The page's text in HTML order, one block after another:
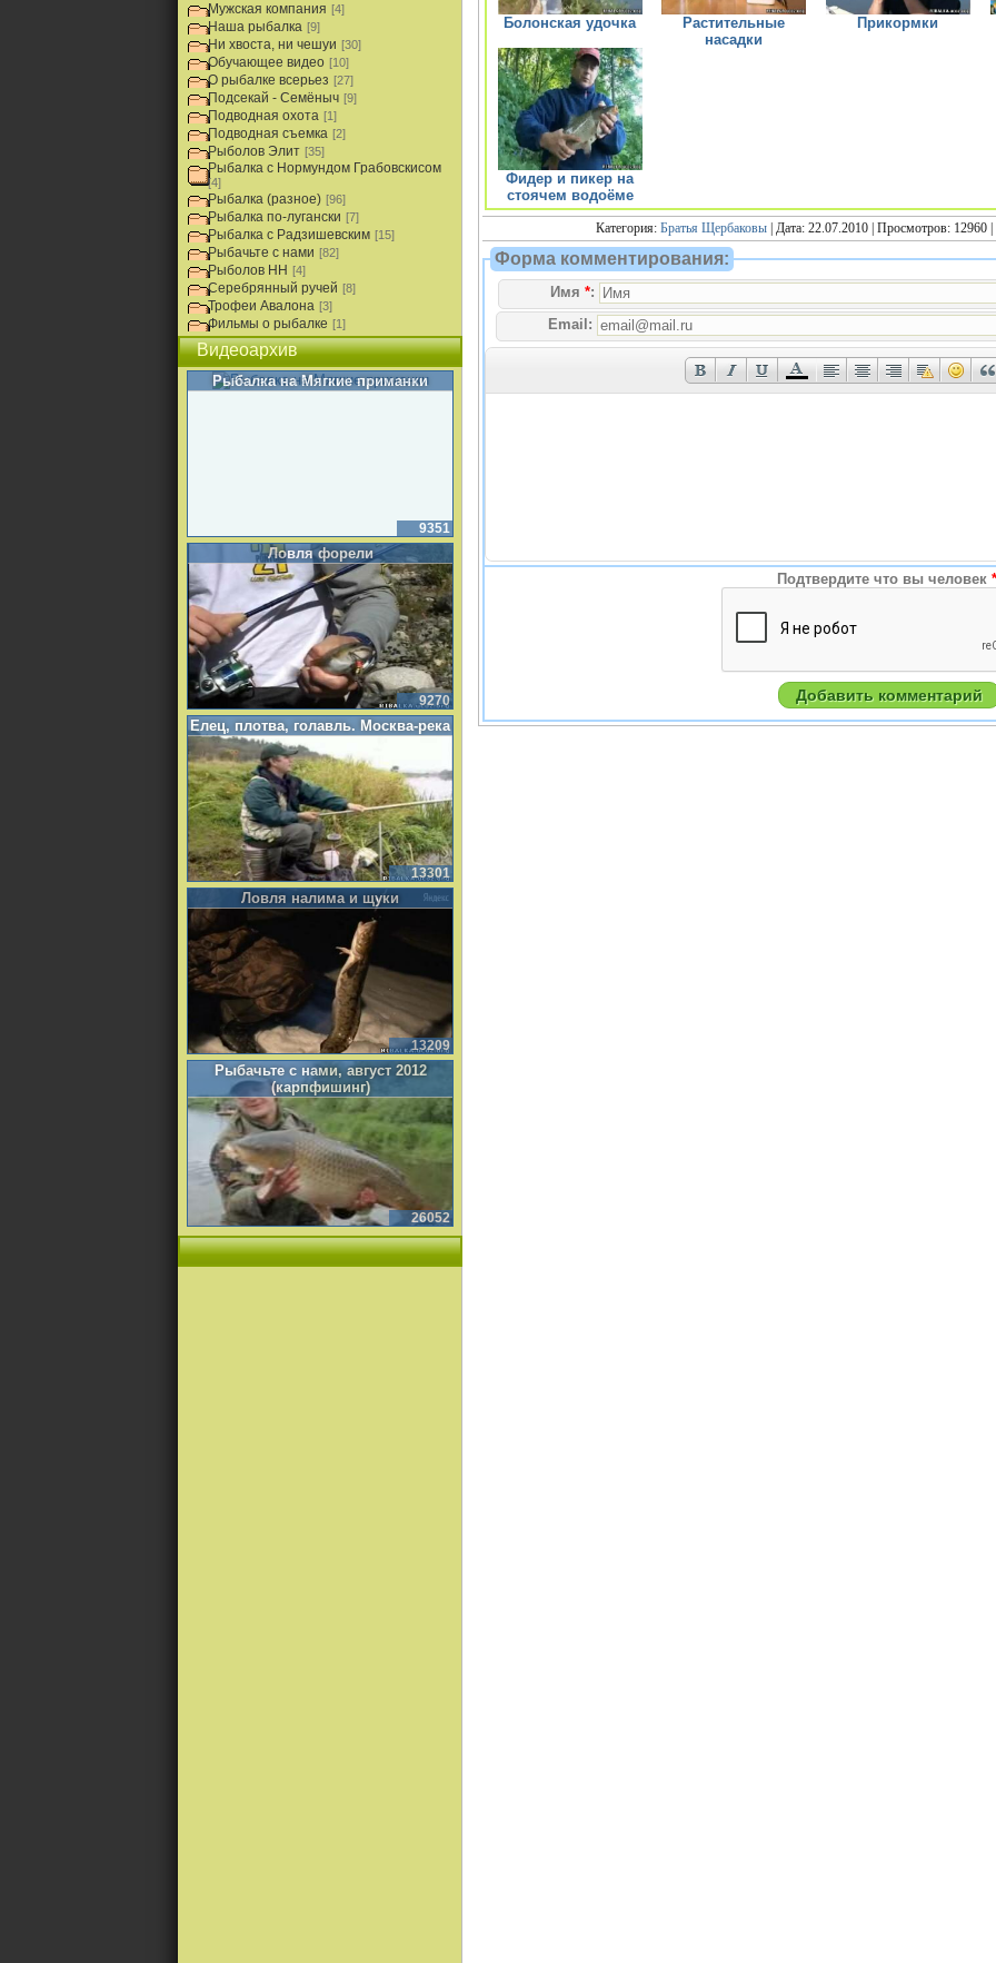
Болонская удочка
Растительные
насадки
Прикормки
Фидер и пикер на
стоячем водоёме
Категория: Братья Щербаковы| Дата: 22.07.2010 | Просмотров: 12960 |
Форма комментирования:
Имя *:
Email:
Подтвердите что вы человек *
Мужская компания [4]
Наша рыбалка [9]
Ни хвоста, ни чешуи [30]
Обучающее видео [10]
О рыбалке всерьез [27]
Подсекай - Семёныч [9]
Подводная охота [1]
Подводная съемка [2]
Рыболов Элит [35]
Рыбалка с Нормундом Грабовскисом
[4]
Рыбалка (разное) [96]
Рыбалка по-лугански [7]
Рыбалка с Радзишевским [15]
Рыбачьте с нами [82]
Рыболов НН [4]
Серебрянный ручей [8]
Трофеи Авалона [3]
Фильмы о рыбалке [1]
Видеоархив
Рыбалка на Мягкие приманки
9351
Ловля форели
9270
Елец, плотва, голавль. Москва-река
13301
Ловля налима и щуки
13209
Рыбачьте с нами, август 2012
(карпфишинг)
26052